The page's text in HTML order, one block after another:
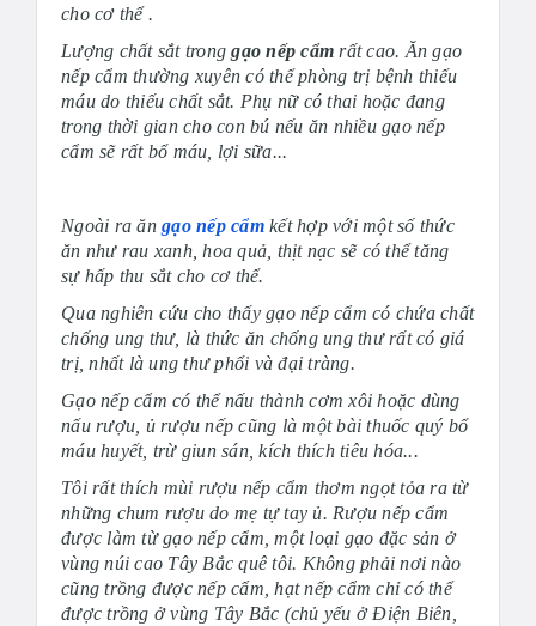
cho cơ thể .
Lượng chất sắt tronggạo nếp cẩm rất cao. Ăn gạo
nếp cẩm thường xuyên có thể phòng trị bệnh thiếu
máu do thiếu chất sắt. Phụ nữ có thai hoặc đang
trong thời gian cho con bú nếu ăn nhiều gạo nếp
cẩm sẽ rất bổ máu, lợi sữa...
Ngoài ra ăn gạo nếp cẩmkết hợp với một số thức
ăn như rau xanh, hoa quả, thịt nạc sẽ có thể tăng
sự hấp thu sắt cho cơ thể.
Qua nghiên cứu cho thấy gạo nếp cẩm có chứa chất
chống ung thư, là thức ăn chống ung thư rất có giá
trị, nhất là ung thư phổi và đại tràng.
Gạo nếp cẩm có thể nấu thành cơm xôi hoặc dùng
nấu rượu, ủ rượu nếp cũng là một bài thuốc quý bổ
máu huyết, trừ giun sán, kích thích tiêu hóa...
Tôi rất thích mùi rượu nếp cẩm thơm ngọt tỏa ra từ
những chum rượu do mẹ tự tay ủ. Rượu nếp cẩm
được làm từ gạo nếp cẩm, một loại gạo đặc sản ở
vùng núi cao Tây Bắc quê tôi. Không phải nơi nào
cũng trồng được nếp cẩm, hạt nếp cẩm chỉ có thể
được trồng ở vùng Tây Bắc (chủ yếu ở Điện Biên,